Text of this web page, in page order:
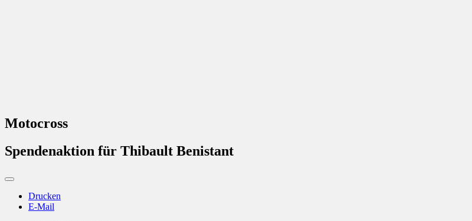
Motocross
Spendenaktion für Thibault Benistant
Drucken
E-Mail